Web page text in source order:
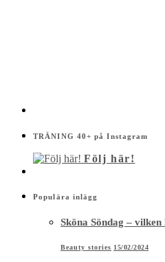
TRÄNING 40+ på Instagram
Följ här!
Populära inlägg
Sköna Söndag –
Beauty stories 15/02/2024